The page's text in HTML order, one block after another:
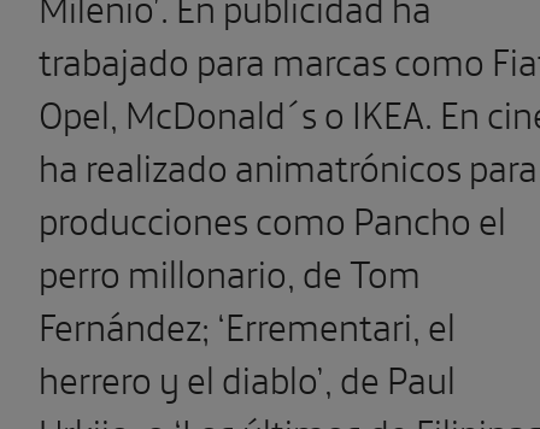
trabajado para marcas como
Opel, McDonald´s o IKEA. En
ha realizado animatrónicos para
producciones como Pancho el
perro millonario, de Tom
Fernández; ‘Errementari, el
herrero y el diablo’, de Paul